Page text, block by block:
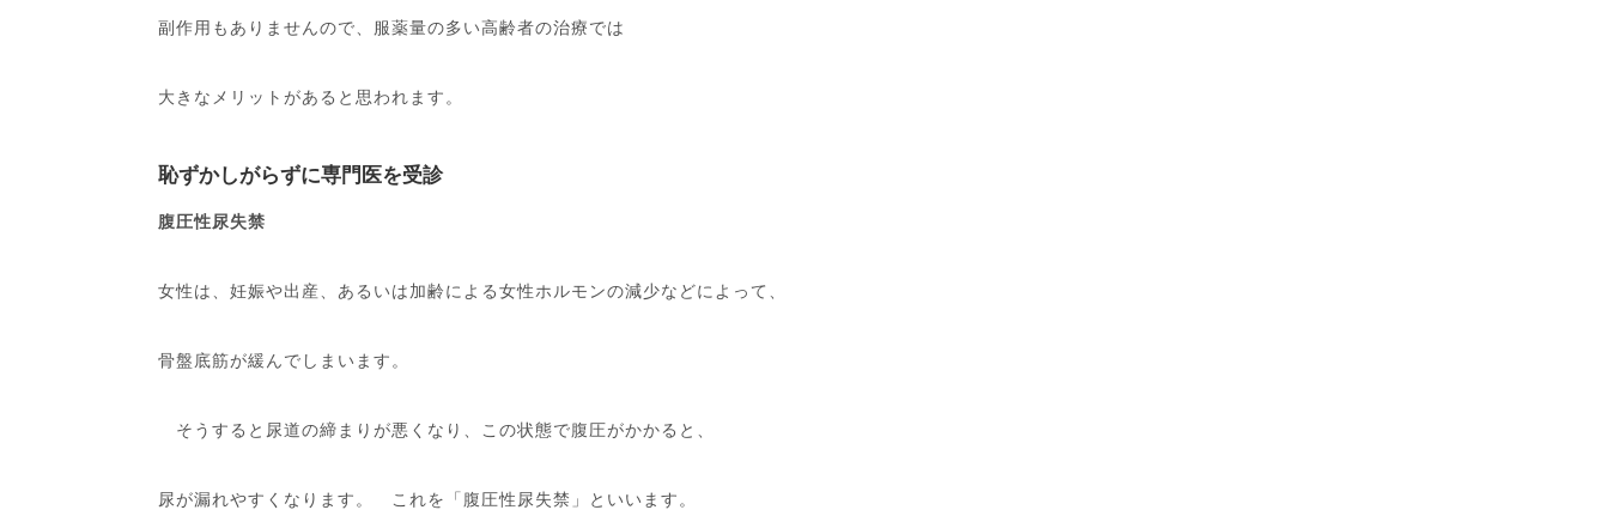
副作用もありませんので、服薬量の多い高齢者の治療では
大きなメリットがあると思われます。
恥ずかしがらずに専門医を受診
腹圧性尿失禁
女性は、妊娠や出産、あるいは加齢による女性ホルモンの減少などによって、
骨盤底筋が緩んでしまいます。
そうすると尿道の締まりが悪くなり、この状態で腹圧がかかると、
尿が漏れやすくなります。 これを「腹圧性尿失禁」といいます。